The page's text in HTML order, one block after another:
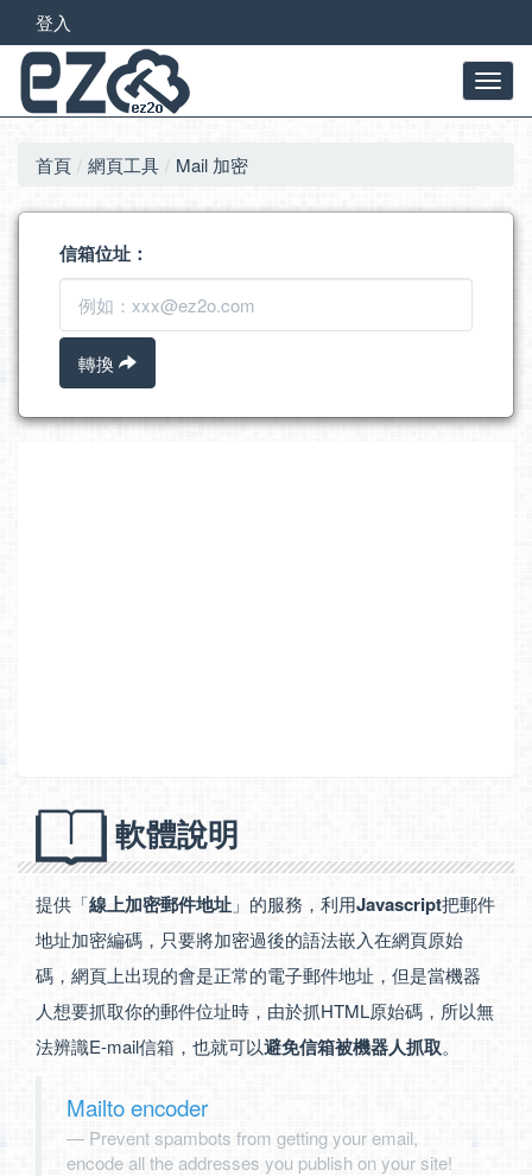
登入
首頁 網頁工具 Mail 加密
信箱位址：
轉換
軟體說明
提供「線上加密郵件地址 」的服務，利用Javascript把郵件
地址加密編碼，只要將加密過後的語法嵌入在網頁原始
碼，網頁上出現的會是正常的電子郵件地址，但是當機器
人想要抓取你的郵件位址時，由於抓HTML原始碼，所以無
法辨識E-mail信箱，也就可以避免信箱被機器人抓取。
Mailto encoder
Prevent spambots from getting your email,
encode all the addresses you publish on your site!